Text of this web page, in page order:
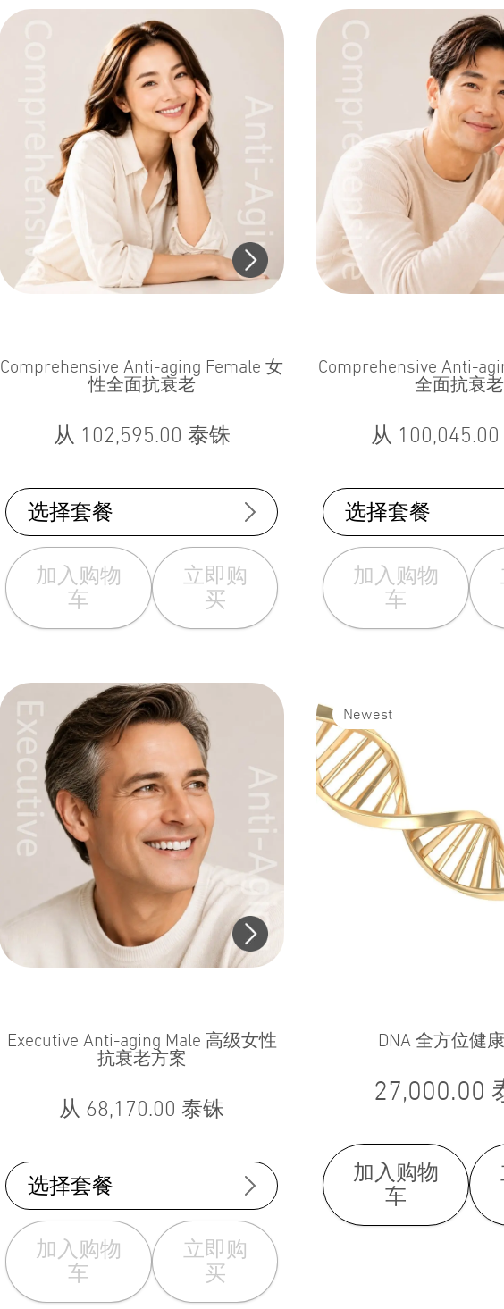
Comprehensive Anti-aging Female 女
性全面抗衰老
从 102,595.00 泰铢
选择套餐
加入购物
车
立即购
买
Comprehensive Anti-
全面抗衰老
从 100,045.00
选择套餐
加入购物
车
Executive Anti-aging Male 高级女性
抗衰老方案
从 68,170.00 泰铢
选择套餐
加入购物
车
立即购
买
Newest
DNA 全方位健
27,000.00
加入购物
车